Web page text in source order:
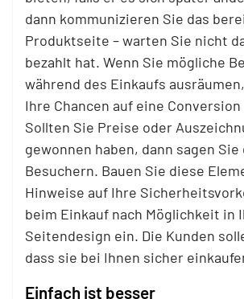
dann kommunizieren Sie das
Produktseite – warten Sie nicht
bezahlt hat. Wenn Sie mögliche
während des Einkaufs
Ihre Chancen auf eine
Sollten Sie Preise oder
gewonnen haben, dann sagen Sie
Besuchern. Bauen Sie diese
Hinweise auf Ihre
beim Einkauf nach Möglichkeit in
Seitendesign ein. Die Kunden
dass sie bei Ihnen sicher
Einfach ist besser